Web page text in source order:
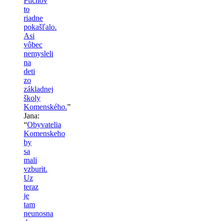
to
riadne
pokašľalo.
Asi
vôbec
nemysleli
na
deti
zo
základnej
školy
Komenského.”
Jana:
“Obyvatelia
Komenskeho
by
sa
mali
vzburit.
Uz
teraz
je
tam
neunosna